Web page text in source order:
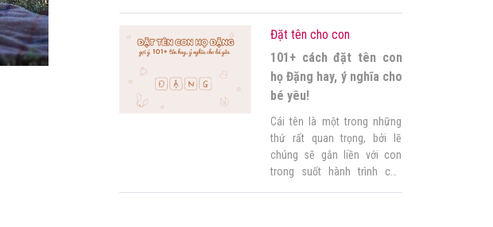
là món quà đầu tiên mà mẹ
dành tặng cho bé. Vậy mẹ
cùng Góc của mẹ […]
Đặt tên cho con
101+ cách đặt tên con
họ Đặng hay, ý nghĩa cho
bé yêu!
Cái tên là một trong những
thứ rất quan trọng, bởi lẽ
chúng sẽ gắn liền với con
trong suốt hành trình của